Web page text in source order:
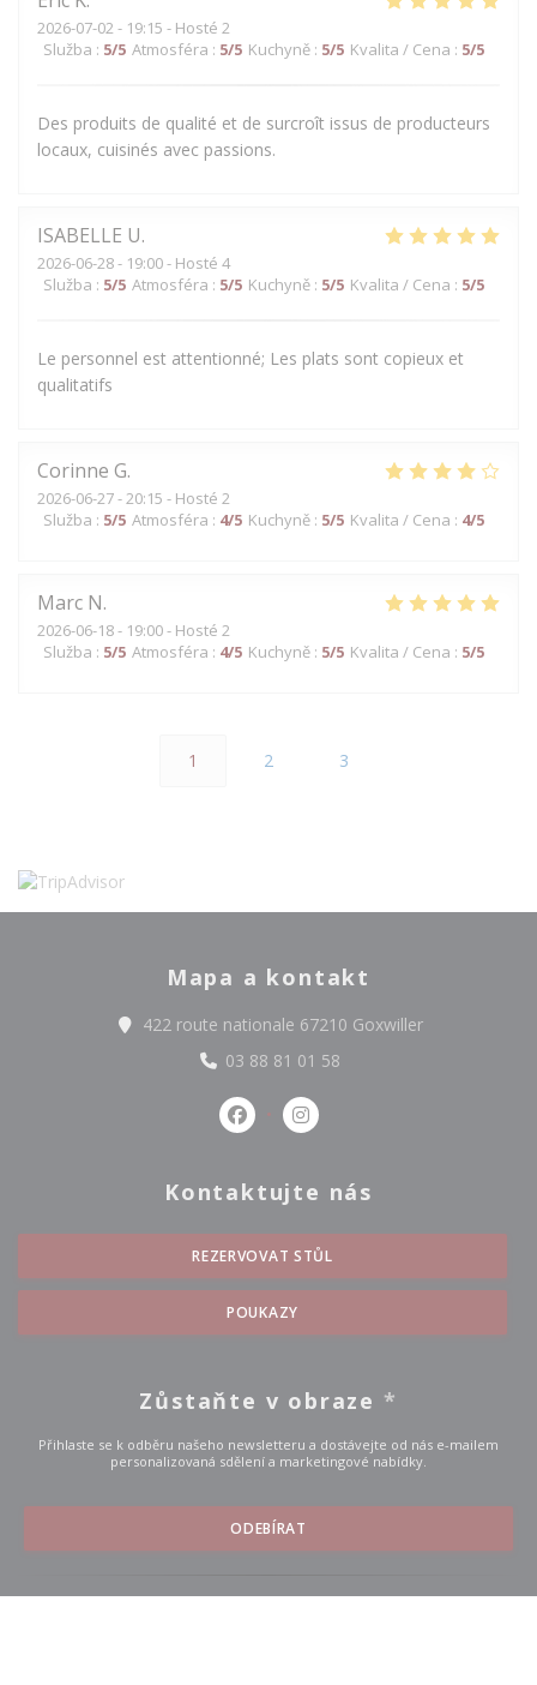
2026-07-02 - 19:15 - Hosté 2
Služba : 5/5 Atmosféra : 5/5 Kuchyně : 5/5 Kvalita / Cena : 5/5
Des produits de qualité et de surcroît issus de producteurs
locaux, cuisinés avec passions.
ISABELLE U
2026-06-28- 19:00 - Hosté 4
Služba : 5/5 Atmosféra : 5/5 Kuchyně : 5/5 Kvalita / Cena : 5/5
Le personnel est attentionné; Les plats sont copieux et
qualitatifs
Corinne G
2026-06-27- 20:15 - Hosté 2
Služba : 5/5 Atmosféra : 4/5 Kuchyně : 5/5 Kvalita / Cena : 4/5
Marc N
2026-06-18- 19:00 - Hosté 2
Služba : 5/5 Atmosféra : 4/5 Kuchyně : 5/5 Kvalita / Cena : 5/5
1 2 3
Mapa a kontakt
422 route nationale 67210 Goxwiller((otevře se v
03 88 81 01 58
Facebook ((otevře se v novém
Instagram ((otevře se v
Kontaktujte nás
REZERVOVAT STŮL
POUKAZY
Zůstaňte v obraze *
Přihlaste se k odběru našeho newsletteru a dostávejte od nás e-mailem
personalizovaná sdělení a marketingové nabídky.
ODEBÍRAT